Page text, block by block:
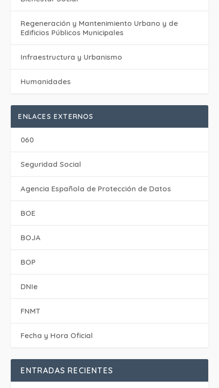
Regeneración y Mantenimiento Urbano y de
Edificios Públicos Municipales
Infraestructura y Urbanismo
Humanidades
ENLACES EXTERNOS
060
Seguridad Social
Agencia Española de Protección de Datos
BOE
BOJA
BOP
DNIe
FNMT
Fecha y Hora Oficial
ENTRADAS RECIENTES